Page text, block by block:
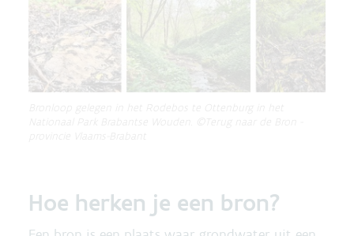
Hoe herken je een bron?